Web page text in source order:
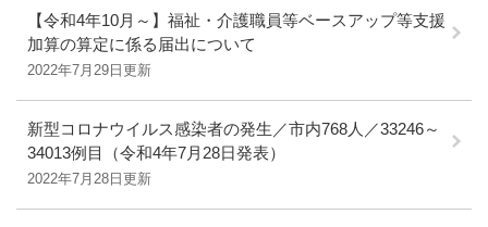
【令和4年10月～】福祉・介護職員等ベースアップ等支援
加算の算定に係る届出について
2022年7月29日更新
新型コロナウイルス感染者の発生／市内768人／33246～
34013例目（令和4年7月28日発表）
2022年7月28日更新